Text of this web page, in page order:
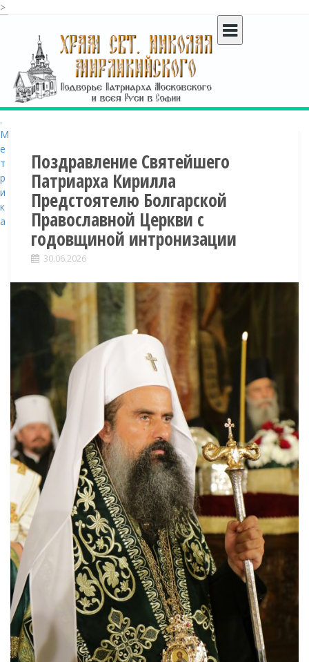
>
c
o
n
t
e
n
t
Поздравление Святейшего
Патриарха Кирилла
Предстоятелю Болгарской
Православной Церкви с
годовщиной интронизации
30.06.2026